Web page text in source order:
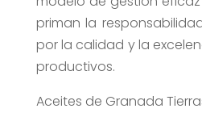
priman la
por la calidad y la
productivos.
Aceites de Granada